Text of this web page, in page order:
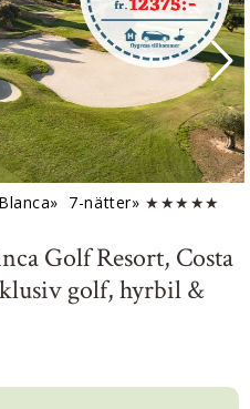
7-nätter» ★★★★★
Golf Resort, Costa
golf, hyrbil &